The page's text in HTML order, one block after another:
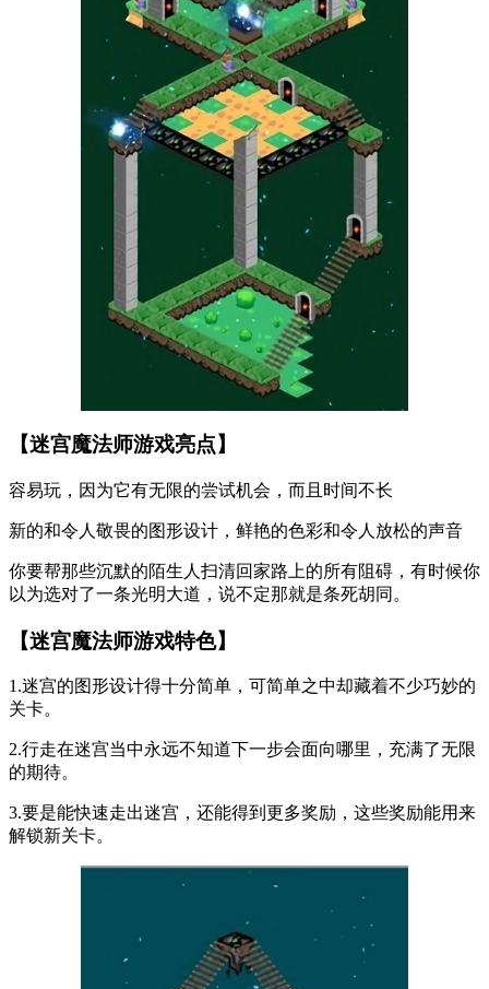
【迷宫魔法师游戏亮点】
容易玩，因为它有无限的尝试机会，而且时间不长
新的和令人敬畏的图形设计，鲜艳的色彩和令人放松的声音
你要帮那些沉默的陌生人扫清回家路上的所有阻碍，有时候你
以为选对了一条光明大道，说不定那就是条死胡同。
【迷宫魔法师游戏特色】
1.迷宫的图形设计得十分简单，可简单之中却藏着不少巧妙的
关卡。
2.行走在迷宫当中永远不知道下一步会面向哪里，充满了无限
的期待。
3.要是能快速走出迷宫，还能得到更多奖励，这些奖励能用来
解锁新关卡。